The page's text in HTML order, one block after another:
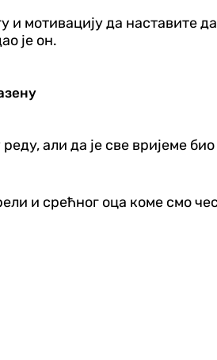
и мотивацију да наставите
је он.
али да је све вријеме
и срећног оца коме смо